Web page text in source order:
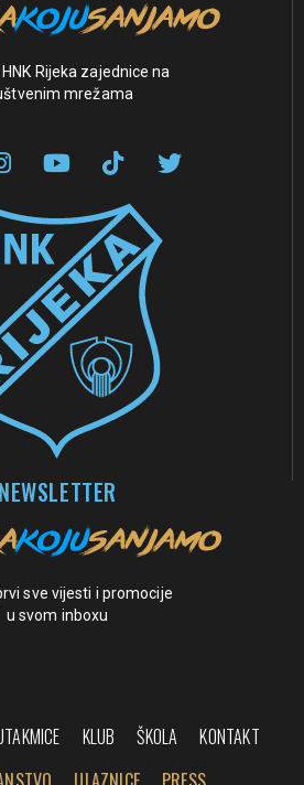
Rijeka zajednice na
mrežama
NEWSLETTER
sve vijesti i promocije
u svom inboxu
KLUB ŠKOLA
KONTAKT